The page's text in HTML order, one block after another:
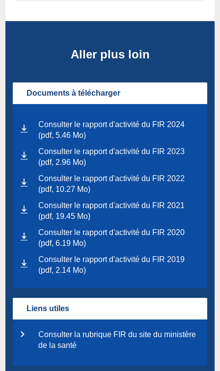
Aller plus loin
Documents à télécharger
Consulter le rapport d'activité du FIR 2024
(pdf, 5.46 Mo)
Consulter le rapport d'activité du FIR 2023
(pdf, 2.96 Mo)
Consulter le rapport d'activité du FIR 2022
(pdf, 10.27 Mo)
Consulter le rapport d'activité du FIR 2021
(pdf, 19.45 Mo)
Consulter le rapport d'activité du FIR 2020
(pdf, 6.19 Mo)
Consulter le rapport d'activité du FIR 2019
(pdf, 2.14 Mo)
Liens utiles
Consulter la rubrique FIR du site du ministère
de la santé